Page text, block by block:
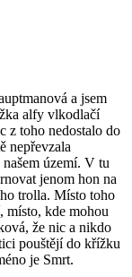
a jsem
alfy vlkodlačí
z toho nedostalo do
nepřevzala
území. V tu
jenom hon na
trolla. Místo toho
místo, kde mohou
že nic a nikdo
pouštějí do křížku
je Smrt.